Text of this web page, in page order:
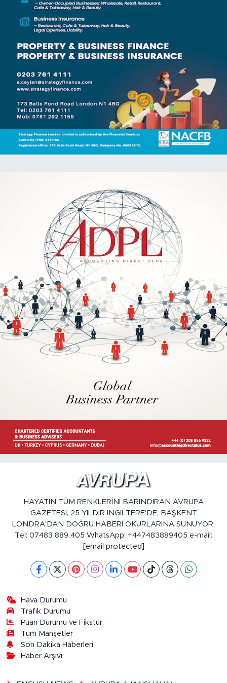
HAYATIN TÜM RENKLERİNİ BARINDIRAN AVRUPA
GAZETESİ, 25 YILDIR İNGİLTERE'DE, BAŞKENT
LONDRA'DAN DOĞRU HABERİ OKURLARINA SUNUYOR.
Tel: 07483 889 405 WhatsApp: +447483889405 e-mail:
[email protected]
Hava Durumu
Trafik Durumu
Puan Durumu ve Fikstür
Tüm Manşetler
Son Dakika Haberleri
Haber Arşivi